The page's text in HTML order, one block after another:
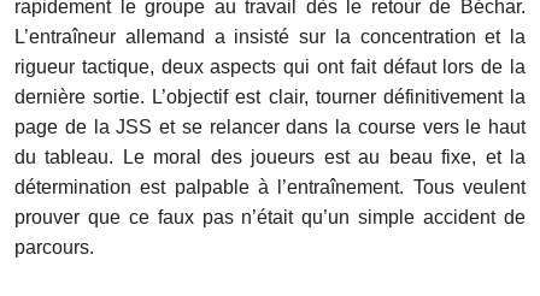
rapidement le groupe au travail dès le retour de Béchar.
L’entraîneur allemand a insisté sur la concentration et la
rigueur tactique, deux aspects qui ont fait défaut lors de la
dernière sortie. L’objectif est clair, tourner définitivement la
page de la JSS et se relancer dans la course vers le haut
du tableau. Le moral des joueurs est au beau fixe, et la
détermination est palpable à l’entraînement. Tous veulent
prouver que ce faux pas n’était qu’un simple accident de
parcours.